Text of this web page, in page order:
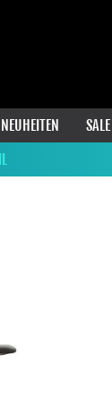
NEUHEITEN SALE